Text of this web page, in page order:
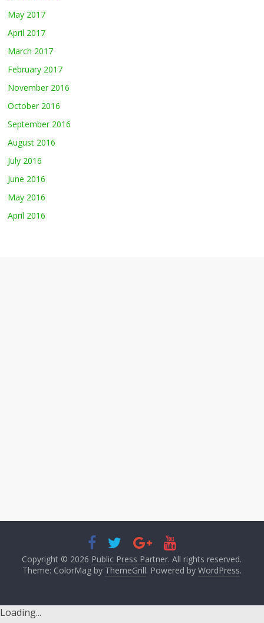
May 2017
April 2017
March 2017
February 2017
November 2016
October 2016
September 2016
August 2016
July 2016
June 2016
May 2016
April 2016
Copyright © 2026 Public Press Partner. All rights reserved.
Theme: ColorMag by ThemeGrill. Powered by WordPress.
Loading...